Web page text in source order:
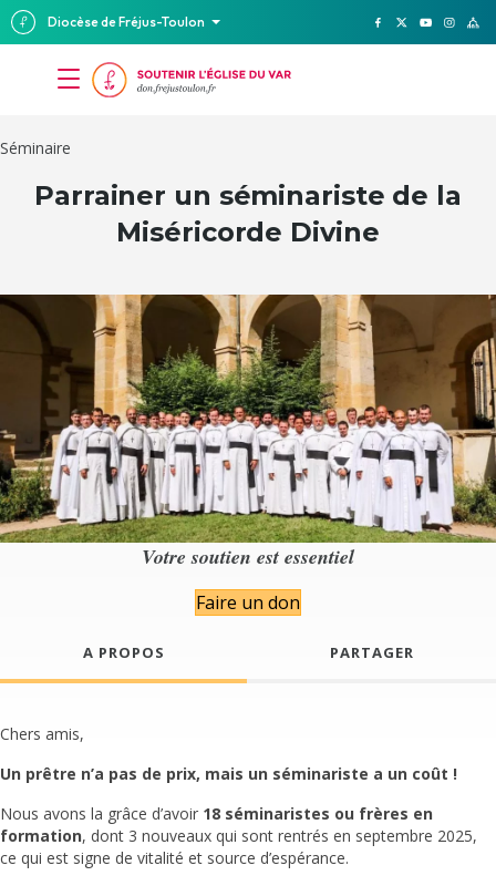
Diocèse de Fréjus-Toulon
Séminaire
Parrainer un séminariste de la
Miséricorde Divine
Votre soutien est essentiel
Faire un don
A PROPOS PARTAGER
Chers amis,
Un prêtre n’a pas de prix, mais un séminariste a un coût !
Nous avons la grâce d’avoir 18 séminaristes ou frères en
formation, dont 3 nouveaux qui sont rentrés en septembre 2025,
ce qui est signe de vitalité et source d’espérance.